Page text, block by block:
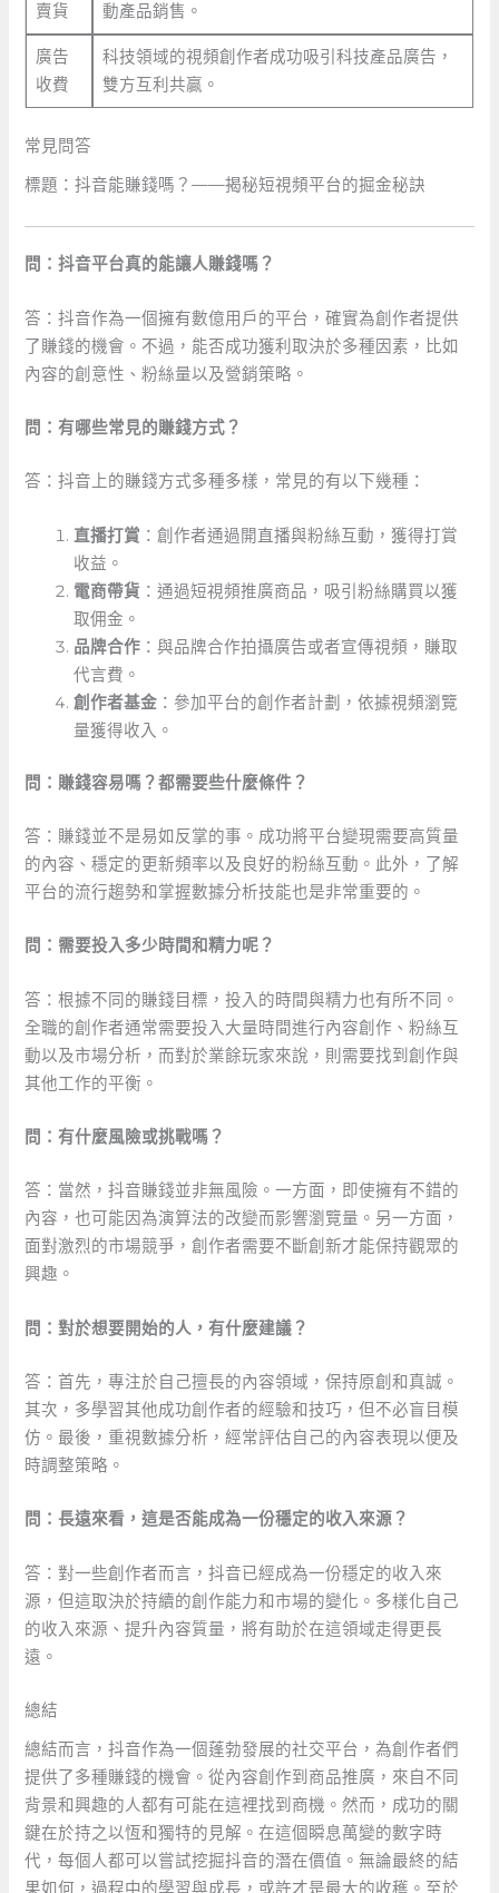
賣貨
動產品銷售。
廣告
收費
科技領域的視頻創作者成功吸引科技產品廣告，
雙方互利共贏。
常見問答
標題：抖音能賺錢嗎？——揭秘短視頻平台的掘金秘訣
問：抖音平台真的能讓人賺錢嗎？
答：抖音作為一個擁有數億用戶的平台，確實為創作者提供
了賺錢的機會。不過，能否成功獲利取決於多種因素，比如
內容的創意性、粉絲量以及營銷策略。
問：有哪些常見的賺錢方式？
答：抖音上的賺錢方式多種多樣，常見的有以下幾種：
直播打賞 ：創作者通過開直播與粉絲互動，獲得打賞
收益。
電商帶貨 ：通過短視頻推廣商品，吸引粉絲購買以獲
取佣金。
品牌合作 ：與品牌合作拍攝廣告或者宣傳視頻，賺取
代言費。
創作者基金 ：參加平台的創作者計劃，依據視頻瀏覽
量獲得收入。
問：賺錢容易嗎？都需要些什麼條件？
答：賺錢並不是易如反掌的事。成功將平台變現需要高質量
的內容、穩定的更新頻率以及良好的粉絲互動。此外，了解
平台的流行趨勢和掌握數據分析技能也是非常重要的。
問：需要投入多少時間和精力呢？
答：根據不同的賺錢目標，投入的時間與精力也有所不同。
全職的創作者通常需要投入大量時間進行內容創作、粉絲互
動以及市場分析，而對於業餘玩家來說，則需要找到創作與
其他工作的平衡。
問：有什麼風險或挑戰嗎？
答：當然，抖音賺錢並非無風險。一方面，即使擁有不錯的
內容，也可能因為演算法的改變而影響瀏覽量。另一方面，
面對激烈的市場競爭，創作者需要不斷創新才能保持觀眾的
興趣。
問：對於想要開始的人，有什麼建議？
答：首先，專注於自己擅長的內容領域，保持原創和真誠。
其次，多學習其他成功創作者的經驗和技巧，但不必盲目模
仿。最後，重視數據分析，經常評估自己的內容表現以便及
時調整策略。
問：長遠來看，這是否能成為一份穩定的收入來源？
答：對一些創作者而言，抖音已經成為一份穩定的收入來
源，但這取決於持續的創作能力和市場的變化。多樣化自己
的收入來源、提升內容質量，將有助於在這領域走得更長
遠。
總結
總結而言，抖音作為一個蓬勃發展的社交平台，為創作者們
提供了多種賺錢的機會。從內容創作到商品推廣，來自不同
背景和興趣的人都有可能在這裡找到商機。然而，成功的關
鍵在於持之以恆和獨特的見解。在這個瞬息萬變的數字時
代，每個人都可以嘗試挖掘抖音的潛在價值。無論最終的結
果如何，過程中的學習與成長，或許才是最大的收穫。至於